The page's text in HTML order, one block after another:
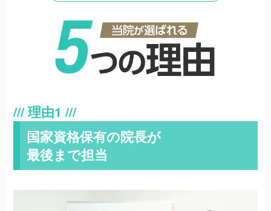
国家資格保有の院長が
最後まで担当